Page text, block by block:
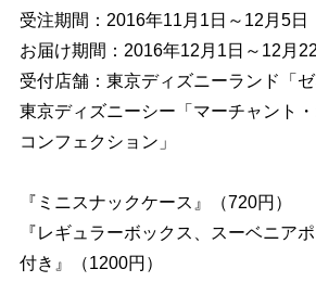
受注期間：2016年11月1日～12月5日
お届け期間：2016年12月1日～12月
受付店舗：東京ディズニーランド「ゼ
東京ディズニーシー「マーチャント
コンフェクション」
『ミニスナックケース』（720円）
『レギュラーボックス、スーベニア
付き』（1200円）